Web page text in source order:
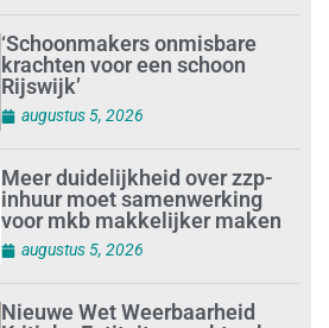
‘Schoonmakers onmisbare
krachten voor een schoon
Rijswijk’
augustus 5, 2026
Meer duidelijkheid over zzp-
inhuur moet samenwerking
voor mkb makkelijker maken
augustus 5, 2026
Nieuwe Wet Weerbaarheid